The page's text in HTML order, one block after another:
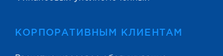
КОРПОРАТИВНЫМ КЛИЕНТАМ